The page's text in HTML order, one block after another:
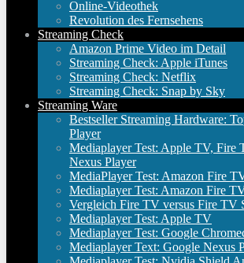
Online-Videothek
Revolution des Fernsehens
Streaming Check
Amazon Prime Video im Detail
Streaming Check: Apple iTunes
Streaming Check: Netflix
Streaming Check: Snap by Sky
Streaming Ware
Bestseller Streaming Hardware:
Player
Mediaplayer Test: Apple TV, Fire
Nexus Player
MediaPlayer Test: Amazon Fire
Mediaplayer Test: Amazon Fire
Vergleich Fire TV versus Fire TV
Mediaplayer Test: Apple TV
Mediaplayer Test: Google
Mediaplayer Text: Google Nexus